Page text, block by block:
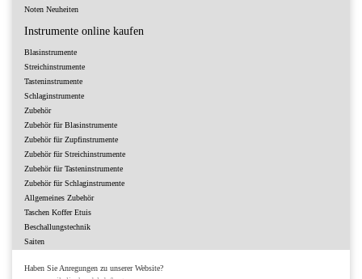
Noten Neuheiten
Instrumente online kaufen
Blasinstrumente
Streichinstrumente
Tasteninstrumente
Schlaginstrumente
Zubehör
Zubehör für Blasinstrumente
Zubehör für Zupfinstrumente
Zubehör für Streichinstrumente
Zubehör für Tasteninstrumente
Zubehör für Schlaginstrumente
Allgemeines Zubehör
Taschen Koffer Etuis
Beschallungstechnik
Saiten
Haben Sie Anregungen zu unserer Website?